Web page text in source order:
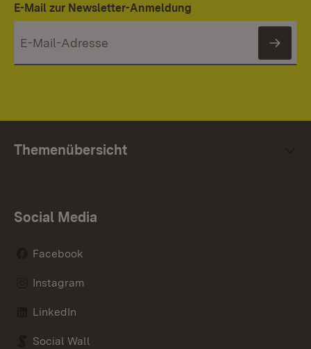
E-Mail zur Newsletter-Anmeldung
Themenübersicht
Social Media
Facebook
Instagram
LinkedIn
Social Wall